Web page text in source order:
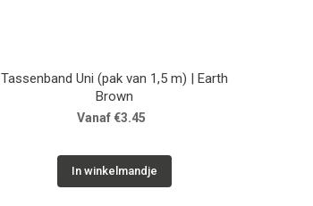
Tassenband Uni (pak van 1,5 m) | Earth
Brown
Vanaf €3.45
In winkelmandje